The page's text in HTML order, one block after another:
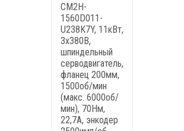
CM2H-
1560D011-
U238K7Y, 11кВт,
3х380В,
шпиндельный
серводвигатель,
фланец 200мм,
1500об/мин
(макс. 6000об/
мин), 70Нм,
22,7A, энкодер